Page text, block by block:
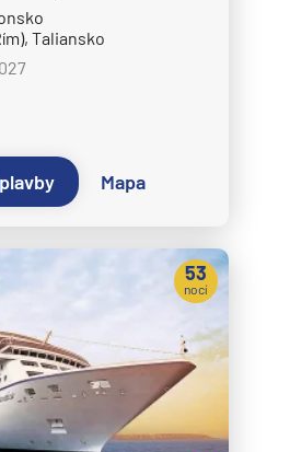
Taliansko
Mapa
53
nocí